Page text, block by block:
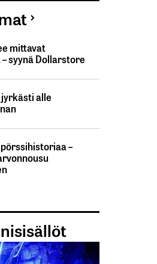
mittavat
syynä Dollarstore
alle
–